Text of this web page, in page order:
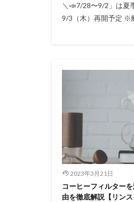
＼📣7/28〜9/2」は夏
9/3（木）再開予定 ※
2023年3月21日
コーヒーフィルター
由を徹底解説【リンス